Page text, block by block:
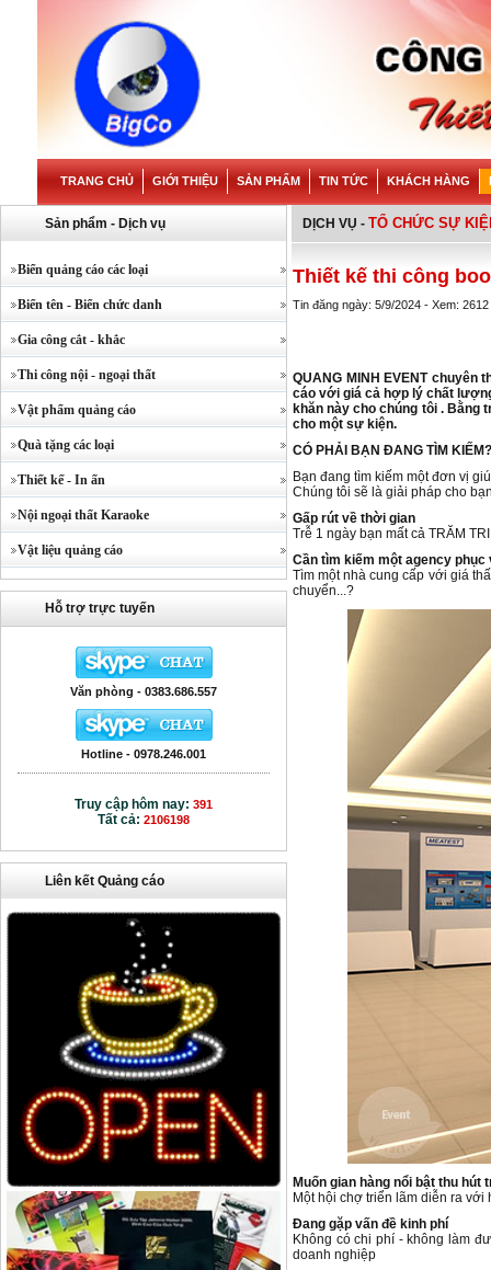
TRANG CHỦ GIỚI THIỆU SẢN PHẨM TIN TỨC KHÁCH HÀNG
Sản phẩm - Dịch vụ
Biển quảng cáo các loại
Biển tên - Biển chức danh
Gia công cắt - khắc
Thi công nội - ngoại thất
Vật phẩm quảng cáo
Quà tặng các loại
Thiết kế - In ấn
Nội ngoại thất Karaoke
Vật liệu quảng cáo
Hỗ trợ trực tuyến
Văn phòng - 0383.686.557
Hotline - 0978.246.001
Truy cập hôm nay: 391
Tất cả: 2106198
Liên kết Quảng cáo
DỊCH VỤ - TỔ CHỨC SỰ
Thiết kế thi công
Tin đăng ngày: 5/9/2024 - Xem: 2612
QUANG MINH EVENT chuyên
cáo với giá cả hợp lý chất
khăn này cho chúng tôi . Bằng
cho một sự kiện.
CÓ PHẢI BẠN ĐANG TÌM KIẾM?
Bạn đang tìm kiếm một đơn vị
Chúng tôi sẽ là giải pháp cho
Gấp rút về thời gian
Trễ 1 ngày bạn mất cả TRĂM
Cần tìm kiếm một agency phục
Tìm một nhà cung cấp với giá
chuyển...?
Muốn gian hàng nổi bật thu hút
Một hội chợ triển lãm diễn ra
Đang gặp vấn đề kinh phí
Không có chi phí - không làm
doanh nghiệp